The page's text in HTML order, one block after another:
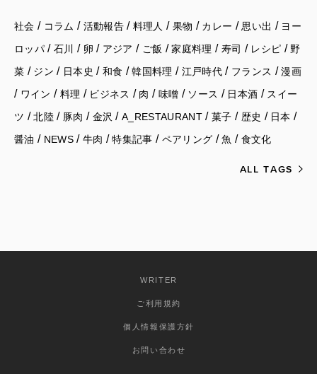
社会 / コラム / 活動報告/ 料理人 / 果物 / カレー / 思い出 / ヨー
ロッパ/ 石川 / 卵 / アジア / ご飯 /家庭料理 / 寿司 / レシピ /野
菜 / ジン / 日本史 / 和食 /韓国料理 / 江戸時代/ フランス /漫画
/ ワイン / 料理 / ビジネス / 肉 / 味噌 / ソース / 日本酒 / スイー
ツ /北陸/ 豚肉 / 金沢 /A_RESTAURANT/ 菓子 / 歴史 / 日本 /
醤油 / NEWS/ 牛肉 /特集記事 / ペアリング /魚 / 食文化
ALL TAGS
WRITER
ご利用規約
個人情報保護方針
お問い合わせ